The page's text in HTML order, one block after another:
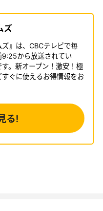
ズ
ズ』は、CBCテレビで毎
9:25から放送されてい
。新オープン！激安！極
すぐに使えるお得情報をお
る!